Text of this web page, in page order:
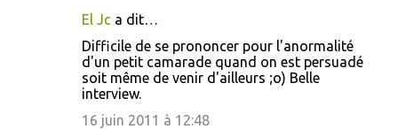
El Jc a dit…
Difficile de se prononcer pour l'anormalité
d'un petit camarade quand on est persuadé
soit même de venir d'ailleurs ;o) Belle
interview.
16 juin 2011 à 12:48